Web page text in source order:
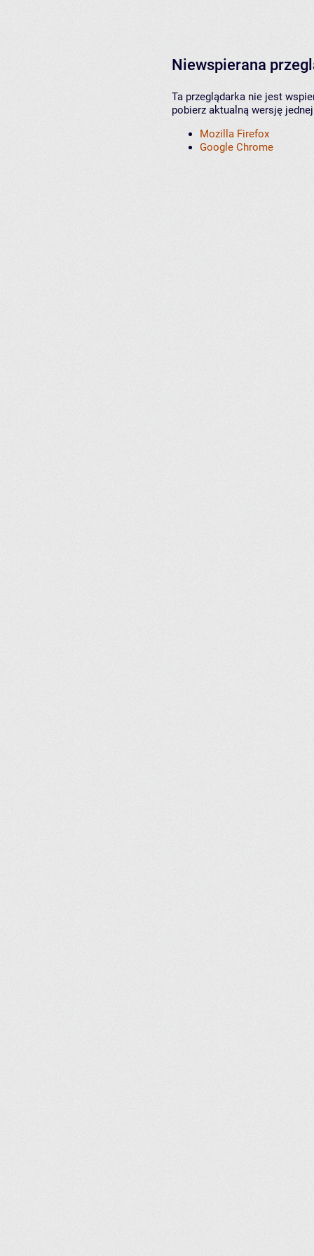
Niewspierana
Ta przeglądarka nie jest
pobierz aktualną wersję
Mozilla Firefox
Google Chrome